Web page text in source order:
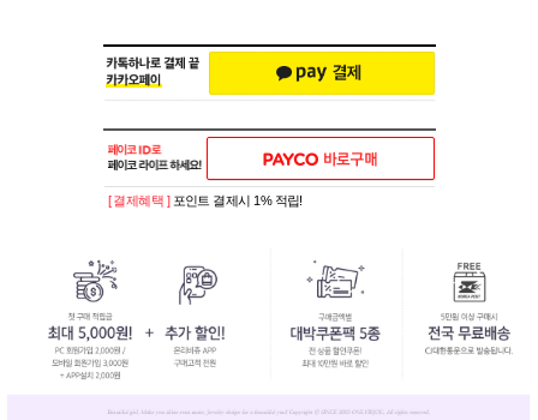
[ 결제혜택 ] 포인트 결제시 1% 적립!